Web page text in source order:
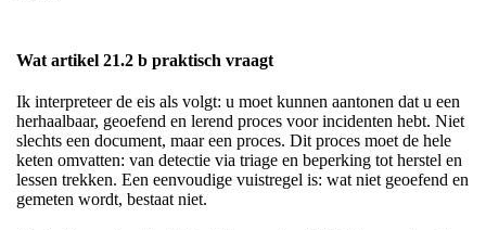
Wat artikel 21.2 b praktisch vraagt
Ik interpreteer de eis als volgt: u moet kunnen aantonen dat u een
herhaalbaar, geoefend en lerend proces voor incidenten hebt. Niet
slechts een document, maar een proces. Dit proces moet de hele
keten omvatten: van detectie via triage en beperking tot herstel en
lessen trekken. Een eenvoudige vuistregel is: wat niet geoefend en
gemeten wordt, bestaat niet.